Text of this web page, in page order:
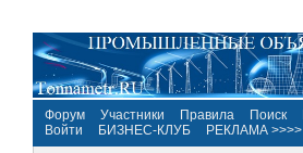
Форум Участники Правила Поиск
Войти
БИЗНЕС-КЛУБ РЕКЛАМА >>>>